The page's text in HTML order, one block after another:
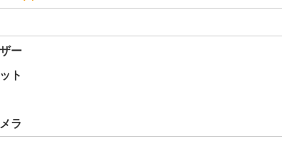
ー
ト
ラ